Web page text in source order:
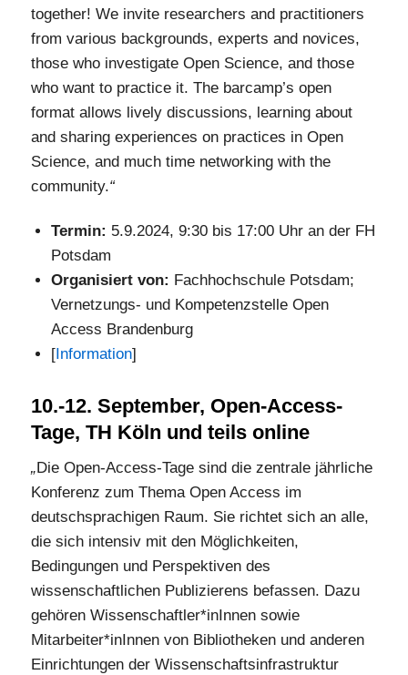
together! We invite researchers and practitioners
from various backgrounds, experts and novices,
those who investigate Open Science, and those
who want to practice it. The barcamp’s open
format allows lively discussions, learning about
and sharing experiences on practices in Open
Science, and much time networking with the
community.“
Termin: 5.9.2024, 9:30 bis 17:00 Uhr an der FH
Potsdam
Organisiert von: Fachhochschule Potsdam;
Vernetzungs- und Kompetenzstelle Open
Access Brandenburg
[Information]
10.-12. September, Open-Access-
Tage, TH Köln und teils online
„ Die Open-Access-Tage sind die zentrale jährliche
Konferenz zum Thema Open Access im
deutschsprachigen Raum. Sie richtet sich an alle,
die sich intensiv mit den Möglichkeiten,
Bedingungen und Perspektiven des
wissenschaftlichen Publizierens befassen. Dazu
gehören Wissenschaftler*in Innen sowie
Mitarbeiter*in Innen von Bibliotheken und anderen
Einrichtungen der Wissenschaftsinfrastruktur